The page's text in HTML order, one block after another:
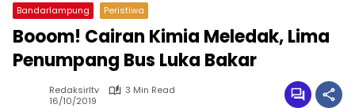
Bandarlampung Peristiwa
Booom! Cairan Kimia Meledak, Lima
Penumpang Bus Luka Bakar
Redaksirltv
3 Min Read
16/10/2019